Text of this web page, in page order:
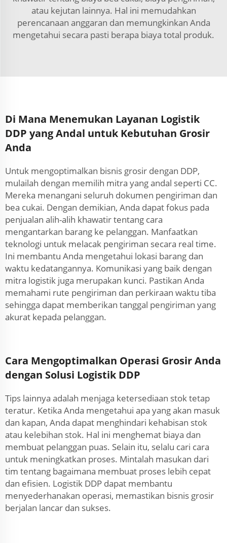
atau kejutan lainnya. Hal ini memudahkan
perencanaan anggaran dan memungkinkan Anda
mengetahui secara pasti berapa biaya total produk.
Di Mana Menemukan Layanan Logistik
DDP yang Andal untuk Kebutuhan Grosir
Anda
Untuk mengoptimalkan bisnis grosir dengan DDP,
mulailah dengan memilih mitra yang andal seperti CC.
Mereka menangani seluruh dokumen pengiriman dan
bea cukai. Dengan demikian, Anda dapat fokus pada
penjualan alih-alih khawatir tentang cara
mengantarkan barang ke pelanggan. Manfaatkan
teknologi untuk melacak pengiriman secara real time.
Ini membantu Anda mengetahui lokasi barang dan
waktu kedatangannya. Komunikasi yang baik dengan
mitra logistik juga merupakan kunci. Pastikan Anda
memahami rute pengiriman dan perkiraan waktu tiba
sehingga dapat memberikan tanggal pengiriman yang
akurat kepada pelanggan.
Cara Mengoptimalkan Operasi Grosir Anda
dengan Solusi Logistik DDP
Tips lainnya adalah menjaga ketersediaan stok tetap
teratur. Ketika Anda mengetahui apa yang akan masuk
dan kapan, Anda dapat menghindari kehabisan stok
atau kelebihan stok. Hal ini menghemat biaya dan
membuat pelanggan puas. Selain itu, selalu cari cara
untuk meningkatkan proses. Mintalah masukan dari
tim tentang bagaimana membuat proses lebih cepat
dan efisien. Logistik DDP dapat membantu
menyederhanakan operasi, memastikan bisnis grosir
berjalan lancar dan sukses.